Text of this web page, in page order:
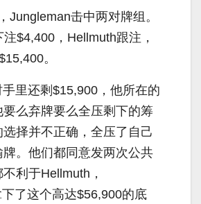
Jungleman击中两对牌组。
$4,400，Hellmuth跟注，
。
里还剩$15,900，他所在的
么弃牌要么全压剩下的筹
择并不正确，全压了自己
。他们都同意发两次公共
利于Hellmuth，
了这个高达$56,900的底